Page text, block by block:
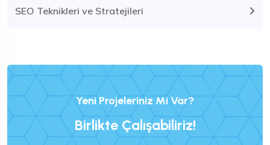
SEO Teknikleri ve Stratejileri
Yeni Projeleriniz Mi Var?
Birlikte Çalışabiliriz!